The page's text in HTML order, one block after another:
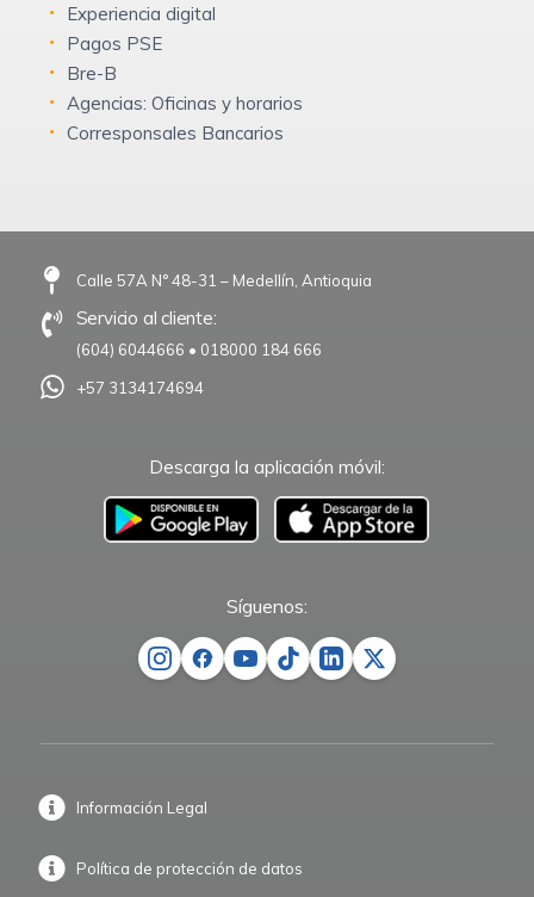
Experiencia digital
Pagos PSE
Bre-B
Agencias: Oficinas y horarios
Corresponsales Bancarios
Calle 57A N° 48-31 – Medellín, Antioquia
Servicio al cliente:
(604) 6044666 • 018000 184 666
+57 3134174694
Descarga la aplicación móvil:
–
Síguenos:
Información Legal
Política de protección de datos